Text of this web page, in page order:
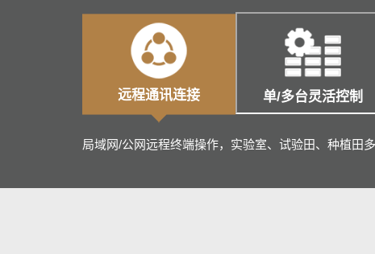
远程通讯连接
局域网/公网远程终端操作，实验室、试验田、种植田
单/多台灵活控制